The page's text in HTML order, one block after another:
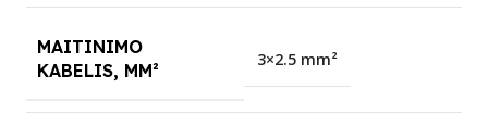
MAITINIMO
KABELIS, MM²
3×2.5 mm²